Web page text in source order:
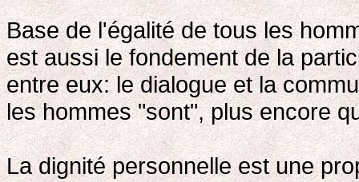
Base de l'égalité de tous les
est aussi le fondement de la
entre eux: le dialogue et la
les hommes "sont", plus encore
La dignité personnelle est une